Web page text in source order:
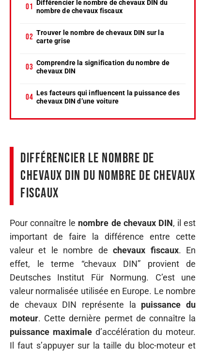
Différencier le nombre de chevaux DIN du
nombre de chevaux fiscaux
Trouver le nombre de chevaux DIN sur la
carte grise
Comprendre la signification du nombre de
chevaux DIN
Les facteurs qui influencent la puissance des
chevaux DIN d’une voiture
Différencier le nombre de
chevaux DIN du nombre de chevaux
fiscaux
Pour connaître le nombre de chevaux DIN, il est
important de faire la différence entre cette
valeur et le nombre dechevaux fiscaux. En
effet, le terme “chevaux DIN” provient de
Deutsches Institut Für Normung. C’est une
valeur normalisée utilisée en Europe. Le nombre
de chevaux DIN représente la puissance du
moteur. Cette dernière permet de connaître la
puissance maximaled’accélération du moteur.
Il faut s’appuyer sur la taille du bloc-moteur et